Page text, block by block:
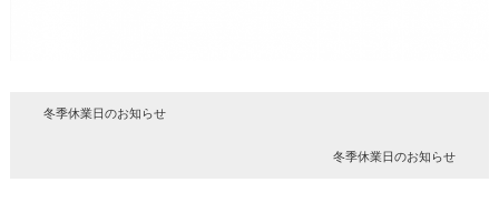
冬季休業日のお知らせ
冬季休業日のお知らせ